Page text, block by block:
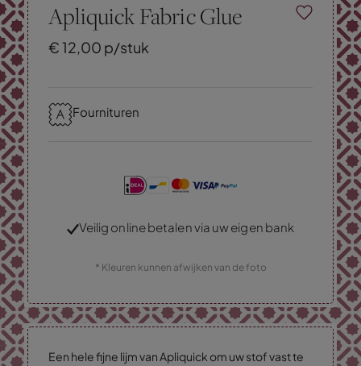
Apliquick Fabric Glue
€12,00 p/stuk
Fournituren
Veilig online betalen via uw eigen bank
* Kleuren kunnen afwijken van de foto
Een hele fijne lijm van Apliquick om uw stof vast te